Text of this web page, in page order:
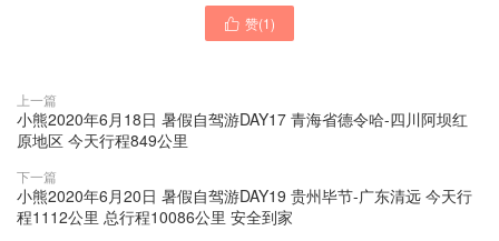
 赞(1)
上一篇
小熊2020年6月18日 暑假自驾游DAY17 青海省德令哈-四川阿坝红
原地区 今天行程849公里
下一篇
小熊2020年6月20日 暑假自驾游DAY19 贵州毕节-广东清远 今天行
程1112公里 总行程10086公里 安全到家